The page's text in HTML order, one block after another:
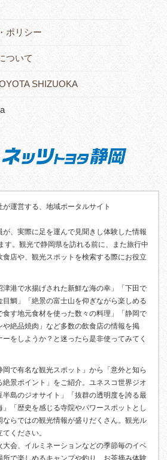
ポリシー
ついて
SHIZUOKA
運営する、地域ポータルサイト
、実際に足を運んで見聞きし体験した情報
す。観光で静岡県を訪れる前に、また旅行中
店や、観光スポットを検索する際にお役立
津港で水揚げされた新鮮な海の幸」「下田で
鯛」「絶景の富士山を仰ぎながら楽しめる
食す地元食材を使った数々の料理」「静岡で
絶品焼肉」など多数の飲食店の情報を掲
をしようか？と迷ったら是非使ってみてく
で有名な観光スポット」から「意外と知ら
景ポイント」をご紹介。ユネスコ世界ジオ
島のジオサイト」「抜群の透明度を誇る最
「歴史を感じる寺院やパワースポットとし
らではの観光情報が盛りだくさん。観光ル
ください。
大会、イルミネーションなどの季節毎のイベ